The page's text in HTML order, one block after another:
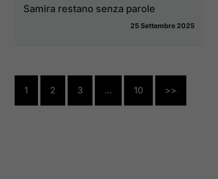
Samira restano senza parole
25 Settembre 2025
1 2 3 … 10 >>